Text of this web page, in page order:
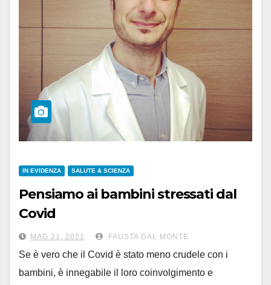
IN EVIDENZA SALUTE & SCIENZA
Pensiamo ai bambini stressati dal
Covid
MAG 21, 2021 FAUSTA DAL MONTE
Se è vero che il Covid è stato meno crudele con i
bambini, è innegabile il loro coinvolgimento e